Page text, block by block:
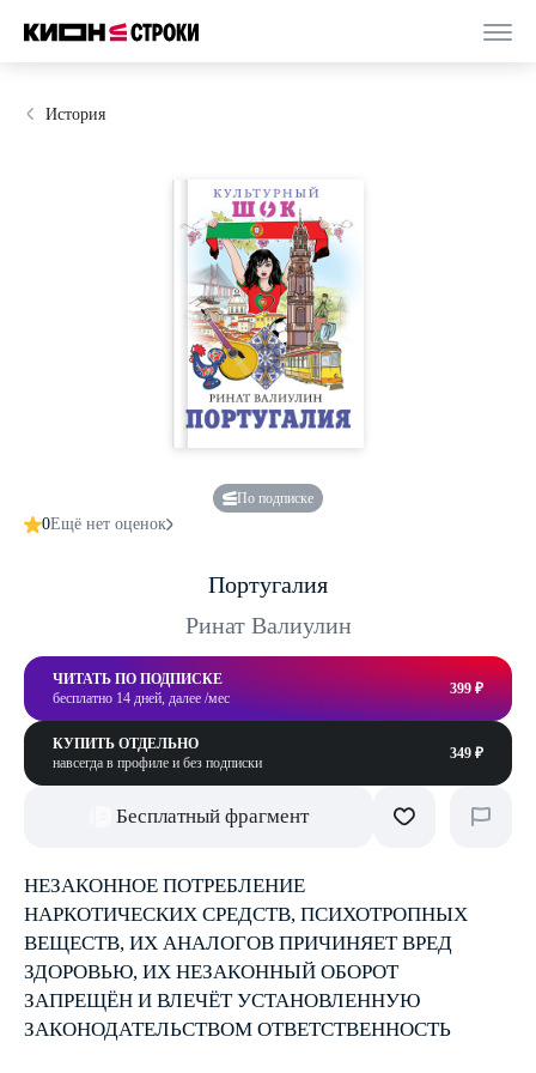
История
По подписке
0Ещё нет оценок
Португалия
Ринат Валиулин
ЧИТАТЬ ПО ПОДПИСКЕ
бесплатно 14 дней, далее /мес
399 ₽
КУПИТЬ ОТДЕЛЬНО
навсегда в профиле и без подписки
349 ₽
Бесплатный фрагмент
НЕЗАКОННОЕ ПОТРЕБЛЕНИЕ
НАРКОТИЧЕСКИХ СРЕДСТВ, ПСИХОТРОПНЫХ
ВЕЩЕСТВ, ИХ АНАЛОГОВ ПРИЧИНЯЕТ ВРЕД
ЗДОРОВЬЮ, ИХ НЕЗАКОННЫЙ ОБОРОТ
ЗАПРЕЩЁН И ВЛЕЧЁТ УСТАНОВЛЕННУЮ
ЗАКОНОДАТЕЛЬСТВОМ ОТВЕТСТВЕННОСТЬ